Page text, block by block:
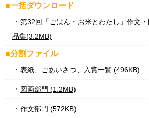
■一括ダウンロード
第32回「ごはん・お米とわたし」作文
品集(3.2MB)
■分割ファイル
表紙、ごあいさつ、入賞一覧 (496KB)
図画部門 (1.2MB)
作文部門 (572KB)